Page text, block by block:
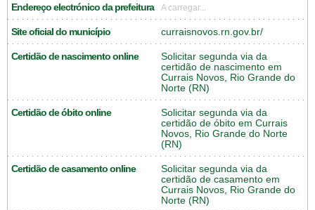
Endereço electrónico da prefeitura A carregar...
Site oficial do município curraisnovos.rn.gov.br/
Certidão de nascimento online
Solicitar segunda via da
certidão de nascimento em
Currais Novos, Rio Grande do
Norte (RN)
Certidão de óbito online
Solicitar segunda via da
certidão de óbito em Currais
Novos, Rio Grande do Norte
(RN)
Certidão de casamento online
Solicitar segunda via da
certidão de casamento em
Currais Novos, Rio Grande do
Norte (RN)